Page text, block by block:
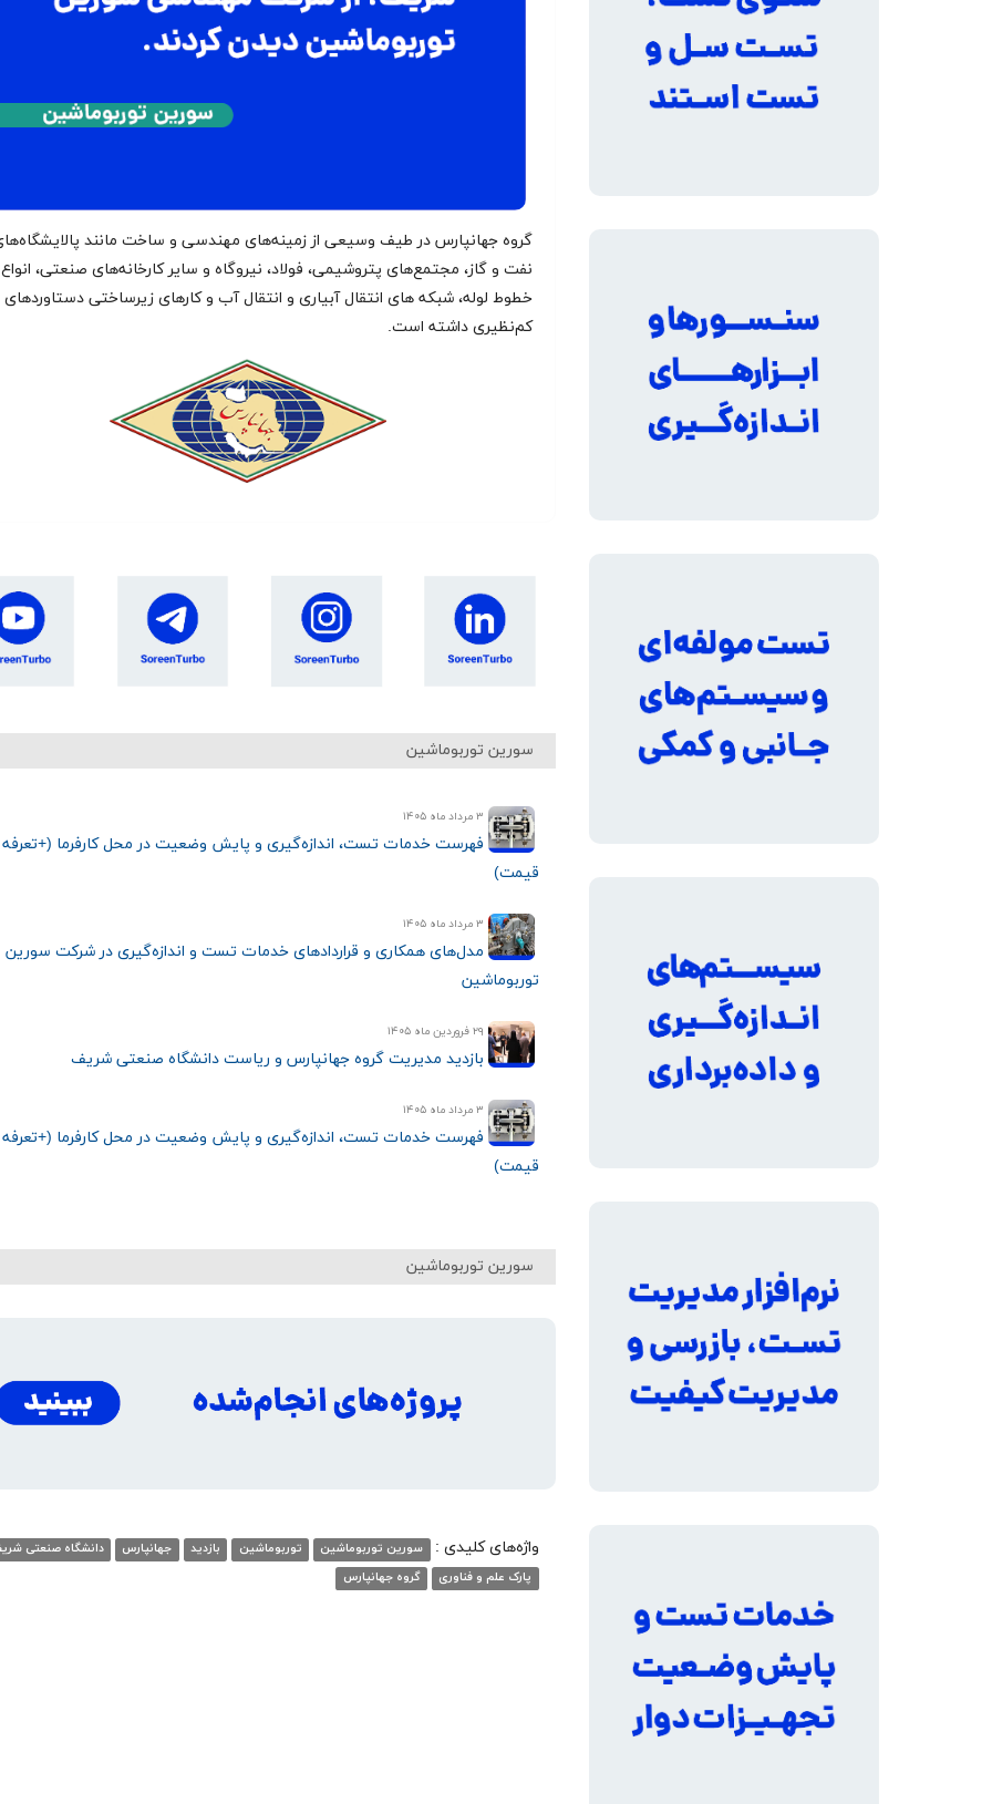
گروه جهانپارس در طیف وسیعی از زمینه‌های مهندسی و ساخت مانند
نفت و گاز، مجتمع‌های پتروشیمی، فولاد، نیروگاه و سایر کارخانه‌های صنعتی، انواع
خطوط لوله، شبکه های انتقال آبیاری و انتقال آب و کارهای زیرساختی دستاوردهای
کم‌نظیری داشته است.
سورین توربوماشین
۳ مرداد ماه ۱۴۰۵
فهرست خدمات تست، اندازه‌گیری و پایش وضعیت در محل کارفرما
قیمت)
۳ مرداد ماه ۱۴۰۵
مدل‌های همکاری و قراردادهای خدمات تست و اندازه‌گیری در شرکت سورین
توربوماشین
۲۹ فروردین ماه ۱۴۰۵
بازدید مدیریت گروه جهانپارس و ریاست دانشگاه صنعتی شریف
۳ مرداد ماه ۱۴۰۵
فهرست خدمات تست، اندازه‌گیری و پایش وضعیت در محل کارفرما
قیمت)
سورین توربوماشین
واژه‌های کلیدی : سورین توربوماشین توربوماشین بازدید جهانپارس
دانشگاه صنعتی
پارک علم و فناوری
گروه جهانپارس